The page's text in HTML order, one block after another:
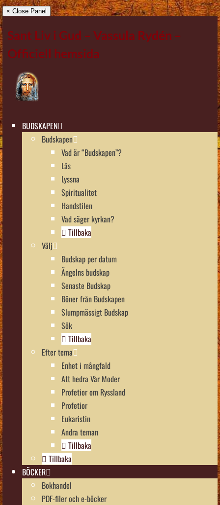
× Close Panel
Sant Liv i Gud – Vassula Rydén –
Officiell hemsida
BUDSKAPEN
Budskapen
Vad är “Budskapen”?
Läs
Lyssna
Spiritualitet
Handstilen
Vad säger kyrkan?
Tillbaka
Välj
Budskap per datum
Ängelns budskap
Senaste Budskap
Böner från Budskapen
Slumpmässigt Budskap
Sök
Tillbaka
Efter tema
Enhet i mångfald
Att hedra Vår Moder
Profetior om Ryssland
Profetior
Eukaristin
Andra teman
Tillbaka
Tillbaka
BÖCKER
Bokhandel
PDF-filer och e-böcker